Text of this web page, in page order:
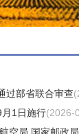
过部省联合审查
月1日施行(2026-